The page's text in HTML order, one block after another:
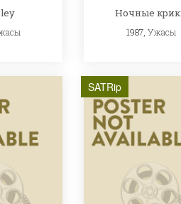
Ночные
1987, Ужасы
SATRip